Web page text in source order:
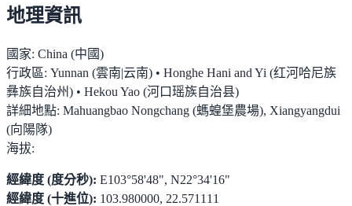
地理資訊
國家: China (中國)
行政區: Yunnan (雲南|云南) • Honghe Hani and Yi (红河哈尼族
彝族自治州) • Hekou Yao (河口瑶族自治县)
詳細地點: Mahuangbao Nongchang (螞蝗堡農場), Xiangyangdui
(向陽隊)
海拔:
經緯度 (度分秒): E103°58'48", N22°34'16"
經緯度 (十進位): 103.980000, 22.571111